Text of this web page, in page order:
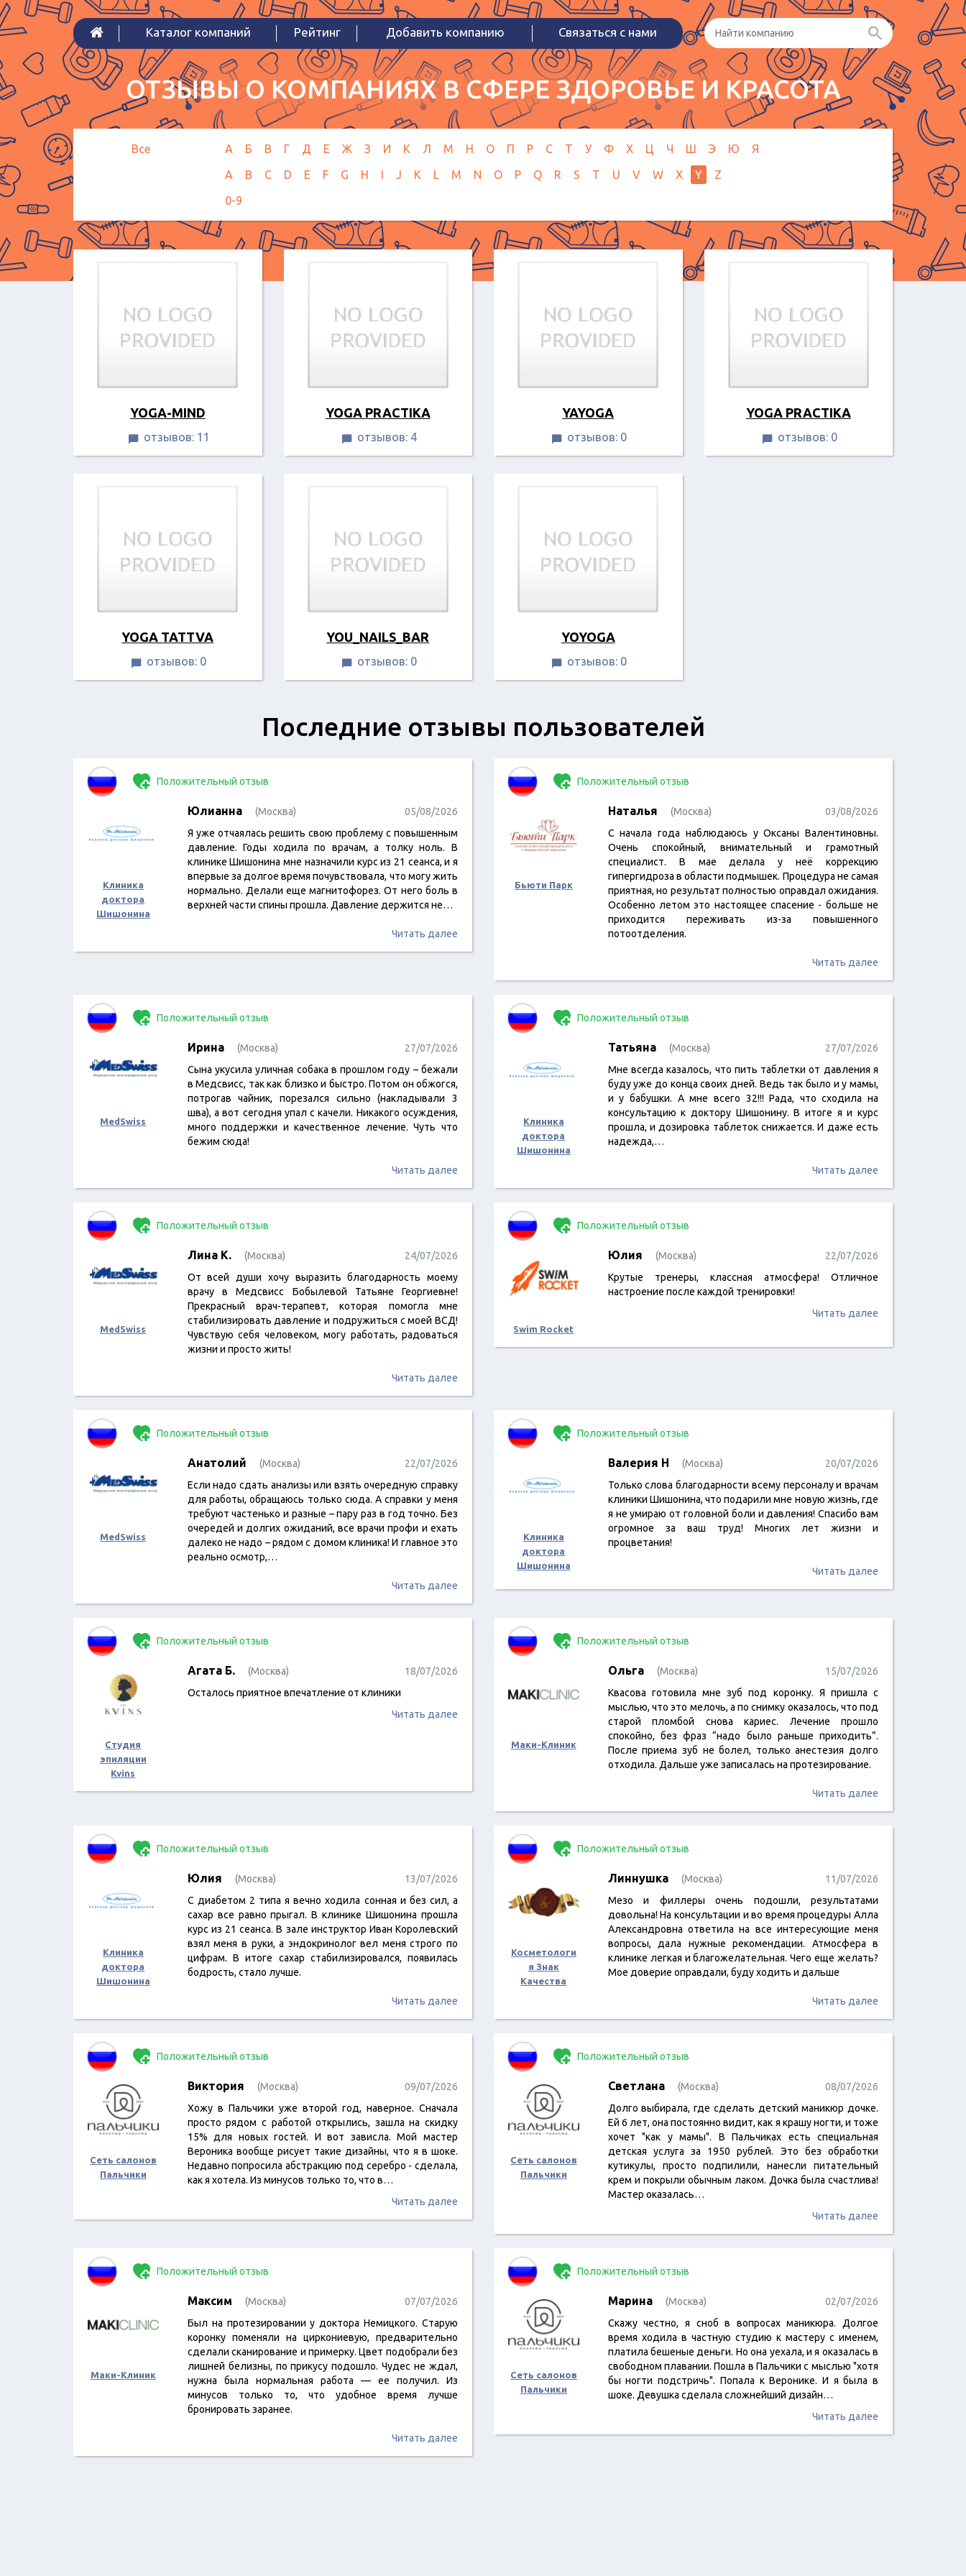
Каталог компаний Рейтинг Добавить компанию Связаться с нами
ОТЗЫВЫ О КОМПАНИЯХ В СФЕРЕ ЗДОРОВЬЕ И КРАСОТА
Все А Б В Г Д Е Ж З И К Л М Н О П Р С Т У Ф Х Ц Ч Ш Э Ю
Я
A
B C D E F G H I J K L M N O P Q R S T U V W X Y
Z
0-9
YOGA-MIND
 отзывов: 11
YOGA PRACTIKA
 отзывов: 4
YAYOGA
 отзывов: 0
YOGA PRACTIKA
 отзывов: 0
YOGA TATTVA
 отзывов: 0
YOU_NAILS_BAR
 отзывов: 0
YOYOGA
 отзывов: 0
Последние отзывы пользователей
Положительный отзыв
Клиника
доктора
Шишонина
Юлианна (Москва)
05/08/2026
Я уже отчаялась решить свою проблему с повышенным
давление. Годы ходила по врачам, а толку ноль. В
клинике Шишонина мне назначили курс из 21 сеанса, и я
впервые за долгое время почувствовала, что могу жить
нормально. Делали еще магнитофорез. От него боль в
верхней части спины прошла. Давление держится не…
Читать далее
Положительный отзыв
Бьюти Парк
Наталья (Москва)
03/08/2026
С начала года наблюдаюсь у Оксаны Валентиновны.
Очень спокойный, внимательный и грамотный
специалист. В мае делала у неё коррекцию
гипергидроза в области подмышек. Процедура не самая
приятная, но результат полностью оправдал ожидания.
Особенно летом это настоящее спасение - больше не
приходится переживать из-за повышенного
потоотделения.
Читать далее
Положительный отзыв
MedSwiss
Ирина (Москва)
27/07/2026
Сына укусила уличная собака в прошлом году – бежали
в Медсвисс, так как близко и быстро. Потом он обжогся,
потрогав чайник, порезался сильно (накладывали 3
шва), а вот сегодня упал с качели. Никакого осуждения,
много поддержки и качественное лечение. Чуть что
бежим сюда!
Читать далее
Положительный отзыв
Клиника
доктора
Шишонина
Татьяна (Москва)
27/07/2026
Мне всегда казалось, что пить таблетки от давления я
буду уже до конца своих дней. Ведь так было и у мамы,
и у бабушки. А мне всего 32!!! Рада, что сходила на
консультацию к доктору Шишонину. В итоге я и курс
прошла, и дозировка таблеток снижается. И даже есть
надежда,…
Читать далее
Положительный отзыв
MedSwiss
Лина К. (Москва)
24/07/2026
От всей души хочу выразить благодарность моему
врачу в Медсвисс Бобылевой Татьяне Георгиевне!
Прекрасный врач-терапевт, которая помогла мне
стабилизировать давление и подружиться с моей ВСД!
Чувствую себя человеком, могу работать, радоваться
жизни и просто жить!
Читать далее
Положительный отзыв
Swim Rocket
Юлия (Москва)
22/07/2026
Крутые тренеры, классная атмосфера! Отличное
настроение после каждой тренировки!
Читать далее
Положительный отзыв
MedSwiss
Анатолий (Москва)
22/07/2026
Если надо сдать анализы или взять очередную справку
для работы, обращаюсь только сюда. А справки у меня
требуют частенько и разные – пару раз в год точно. Без
очередей и долгих ожиданий, все врачи профи и ехать
далеко не надо – рядом с домом клиника! И главное это
реально осмотр,…
Читать далее
Положительный отзыв
Клиника
доктора
Шишонина
Валерия Н (Москва)
20/07/2026
Только слова благодарности всему персоналу и врачам
клиники Шишонина, что подарили мне новую жизнь, где
я не умираю от головной боли и давления! Спасибо вам
огромное за ваш труд! Многих лет жизни и
процветания!
Читать далее
Положительный отзыв
Студия
эпиляции
Kvins
Агата Б. (Москва)
18/07/2026
Осталось приятное впечатление от клиники
Читать далее
Положительный отзыв
Маки-Клиник
Ольга (Москва)
15/07/2026
Квасова готовила мне зуб под коронку. Я пришла с
мыслью, что это мелочь, а по снимку оказалось, что под
старой пломбой снова кариес. Лечение прошло
спокойно, без фраз “надо было раньше приходить”.
После приема зуб не болел, только анестезия долго
отходила. Дальше уже записалась на протезирование.
Читать далее
Положительный отзыв
Клиника
доктора
Шишонина
Юлия (Москва)
13/07/2026
С диабетом 2 типа я вечно ходила сонная и без сил, а
сахар все равно прыгал. В клинике Шишонина прошла
курс из 21 сеанса. В зале инструктор Иван Королевский
взял меня в руки, а эндокринолог вел меня строго по
цифрам. В итоге сахар стабилизировался, появилась
бодрость, стало лучше.
Читать далее
Положительный отзыв
Косметологи
я Знак
Качества
Линнушка (Москва)
11/07/2026
Мезо и филлеры очень подошли, результатами
довольна! На консультации и во время процедуры Алла
Александровна ответила на все интересующие меня
вопросы, дала нужные рекомендации. Атмосфера в
клинике легкая и благожелательная. Чего еще желать?
Мое доверие оправдали, буду ходить и дальше
Читать далее
Положительный отзыв
Сеть салонов
Пальчики
Виктория (Москва)
09/07/2026
Хожу в Пальчики уже второй год, наверное. Сначала
просто рядом с работой открылись, зашла на скидку
15% для новых гостей. И вот зависла. Мой мастер
Вероника вообще рисует такие дизайны, что я в шоке.
Недавно попросила абстракцию под серебро - сделала,
как я хотела. Из минусов только то, что в…
Читать далее
Положительный отзыв
Сеть салонов
Пальчики
Светлана (Москва)
08/07/2026
Долго выбирала, где сделать детский маникюр дочке.
Ей 6 лет, она постоянно видит, как я крашу ногти, и тоже
хочет "как у мамы". В Пальчиках есть специальная
детская услуга за 1950 рублей. Это без обработки
кутикулы, просто подпилили, нанесли питательный
крем и покрыли обычным лаком. Дочка была счастлива!
Мастер оказалась…
Читать далее
Положительный отзыв
Маки-Клиник
Максим (Москва)
07/07/2026
Был на протезировании у доктора Немицкого. Старую
коронку поменяли на циркониевую, предварительно
сделали сканирование и примерку. Цвет подобрали без
лишней белизны, по прикусу подошло. Чудес не ждал,
нужна была нормальная работа — ее получил. Из
минусов только то, что удобное время лучше
бронировать заранее.
Читать далее
Положительный отзыв
Сеть салонов
Пальчики
Марина (Москва)
02/07/2026
Скажу честно, я сноб в вопросах маникюра. Долгое
время ходила в частную студию к мастеру с именем,
платила бешеные деньги. Но она уехала, и я оказалась в
свободном плавании. Пошла в Пальчики с мыслью "хотя
бы ногти подстричь". Попала к Веронике. И я была в
шоке. Девушка сделала сложнейший дизайн…
Читать далее